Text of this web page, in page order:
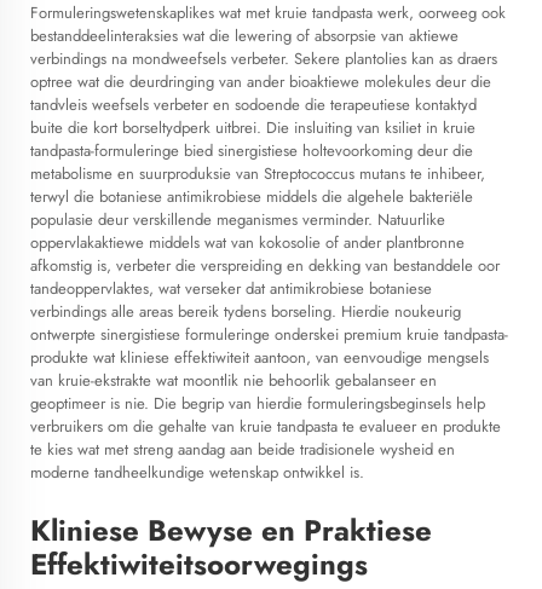
Formuleringswetenskaplikes wat met kruie tandpasta werk, oorweeg ook
bestanddeelinteraksies wat die lewering of absorpsie van aktiewe
verbindings na mondweefsels verbeter. Sekere plantolies kan as draers
optree wat die deurdringing van ander bioaktiewe molekules deur die
tandvleis weefsels verbeter en sodoende die terapeutiese kontaktyd
buite die kort borseltydperk uitbrei. Die insluiting van ksiliet in kruie
tandpasta-formuleringe bied sinergistiese holtevoorkoming deur die
metabolisme en suurproduksie van Streptococcus mutans te inhibeer,
terwyl die botaniese antimikrobiese middels die algehele bakteriële
populasie deur verskillende meganismes verminder. Natuurlike
oppervlakaktiewe middels wat van kokosolie of ander plantbronne
afkomstig is, verbeter die verspreiding en dekking van bestanddele oor
tandeoppervlaktes, wat verseker dat antimikrobiese botaniese
verbindings alle areas bereik tydens borseling. Hierdie noukeurig
ontwerpte sinergistiese formuleringe onderskei premium kruie tandpasta-
produkte wat kliniese effektiwiteit aantoon, van eenvoudige mengsels
van kruie-ekstrakte wat moontlik nie behoorlik gebalanseer en
geoptimeer is nie. Die begrip van hierdie formuleringsbeginsels help
verbruikers om die gehalte van kruie tandpasta te evalueer en produkte
te kies wat met streng aandag aan beide tradisionele wysheid en
moderne tandheelkundige wetenskap ontwikkel is.
Kliniese Bewyse en Praktiese
Effektiwiteitsoorwegings